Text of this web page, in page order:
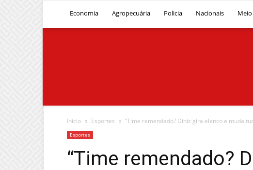
Economia Agropecuária Policia Nacionais
Início Esportes “Time remendado? Diniz gira elenco e muda
Esportes
“Time remendado?